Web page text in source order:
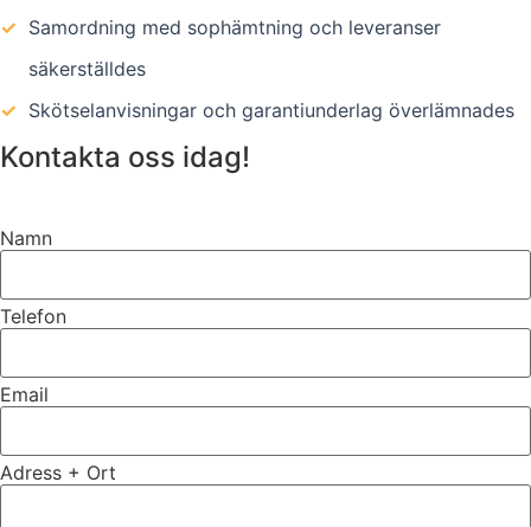
✓ Samordning med sophämtning och leveranser
säkerställdes
✓ Skötselanvisningar och garantiunderlag överlämnades
Kontakta oss idag!
Namn
Telefon
Email
Adress + Ort